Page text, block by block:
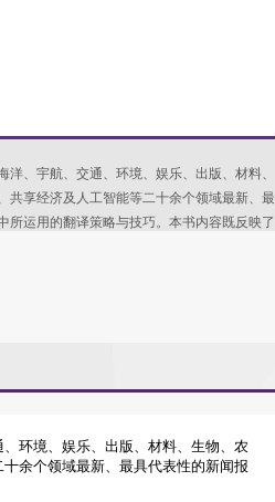
洋、宇航、交通、环境、娱乐、出版、材料、
共享经济及人工智能等二十余个领域最新、最
所运用的翻译策略与技巧。本书内容既反映了
环境、娱乐、出版、材料、生物、农
余个领域最新、最具代表性的新闻报